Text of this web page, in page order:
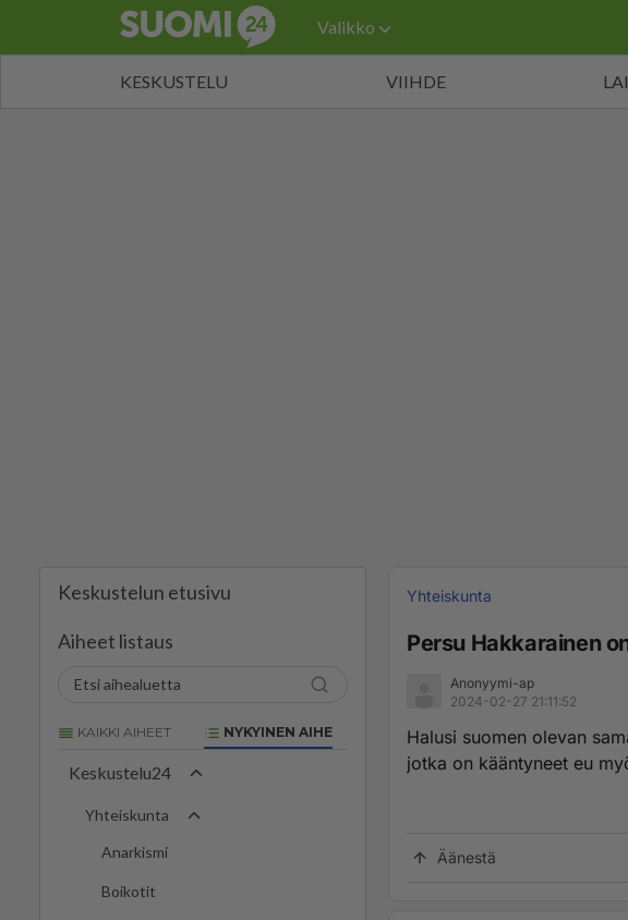
Valikko
KESKUSTELU VIIHDE
Keskustelun etusivu
Aiheet listaus
KAIKKI AIHEET NYKYINEN AIHE
Keskustelu24
Yhteiskunta
Anarkismi
Boikotit
Yhteiskunta
Persu Hakkarainen
Anonyymi-ap
2024-02-27 21:11:52
Halusi suomen olevan
jotka on kääntyneet eu
Äänestä